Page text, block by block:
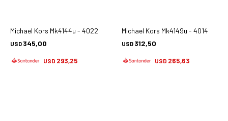
Michael Kors Mk4144u - 4022
USD 345,00
USD 293,25
Michael Kors Mk4149u - 4014
USD 312,50
USD 265,63